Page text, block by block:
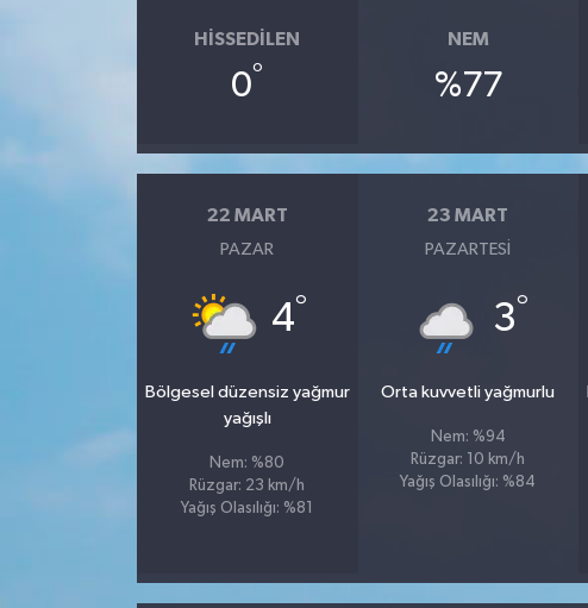
HISSEDILEN
0°
NEM
%77
22 MART
PAZAR
4°
Bölgesel düzensiz yağmur
yağışlı
Nem: %80
Rüzgar: 23 km/h
Yağış Olasılığı: %81
23 MART
PAZARTESI
3°
Orta kuvvetli yağmurlu
Nem: %94
Rüzgar: 10 km/h
Yağış Olasılığı: %84